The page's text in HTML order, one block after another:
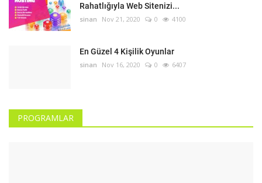
Rahatlığıyla Web Sitenizi...
sinan Nov 21, 2020 0 4100
En Güzel 4 Kişilik Oyunlar
sinan Nov 16, 2020 0 6407
PROGRAMLAR